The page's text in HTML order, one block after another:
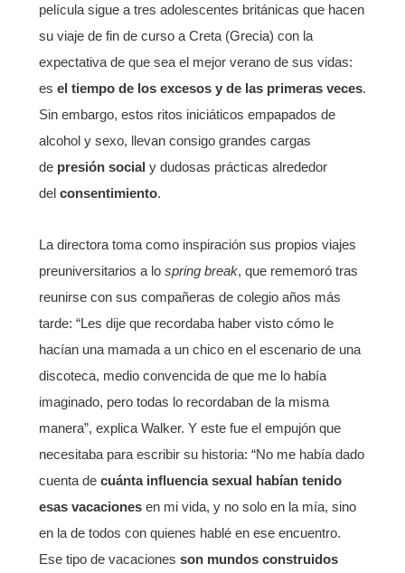
película sigue a tres adolescentes británicas que hacen
su viaje de fin de curso a Creta (Grecia) con la
expectativa de que sea el mejor verano de sus vidas:
es el tiempo de los excesos y de las primeras veces.
Sin embargo, estos ritos iniciáticos empapados de
alcohol y sexo, llevan consigo grandes cargas
de presión social y dudosas prácticas alrededor
del consentimiento.
La directora toma como inspiración sus propios viajes
preuniversitarios a lospring break, que rememoró tras
reunirse con sus compañeras de colegio años más
tarde: “Les dije que recordaba haber visto cómo le
hacían una mamada a un chico en el escenario de una
discoteca, medio convencida de que me lo había
imaginado, pero todas lo recordaban de la misma
manera”, explica Walker. Y este fue el empujón que
necesitaba para escribir su historia: “No me había dado
cuenta de cuánta influencia sexual habían tenido
esas vacacionesen mi vida, y no solo en la mía, sino
en la de todos con quienes hablé en ese encuentro.
Ese tipo de vacaciones son mundos construidos